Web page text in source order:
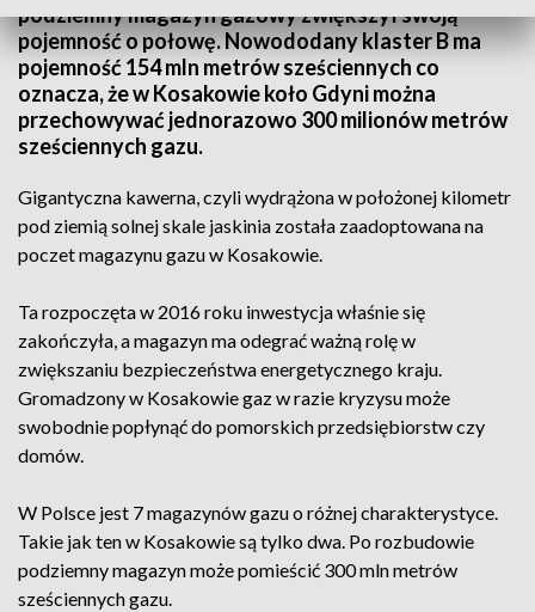
podziemny magazyn gazowy zwiększył swoją
pojemność o połowę. Nowododany klaster B ma
pojemność 154 mln metrów sześciennych co
oznacza, że w Kosakowie koło Gdyni można
przechowywać jednorazowo 300 milionów metrów
sześciennych gazu.
Gigantyczna kawerna, czyli wydrążona w położonej kilometr
pod ziemią solnej skale jaskinia została zaadoptowana na
poczet magazynu gazu w Kosakowie.
Ta rozpoczęta w 2016 roku inwestycja właśnie się
zakończyła, a magazyn ma odegrać ważną rolę w
zwiększaniu bezpieczeństwa energetycznego kraju.
Gromadzony w Kosakowie gaz w razie kryzysu może
swobodnie popłynąć do pomorskich przedsiębiorstw czy
domów.
W Polsce jest 7 magazynów gazu o różnej charakterystyce.
Takie jak ten w Kosakowie są tylko dwa. Po rozbudowie
podziemny magazyn może pomieścić 300 mln metrów
sześciennych gazu.